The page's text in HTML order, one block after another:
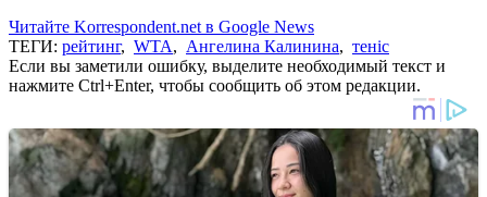
Читайте Korrespondent.net в Google News
ТЕГИ: рейтинг, WTA, Ангелина Калинина, теніс
Если вы заметили ошибку, выделите необходимый текст и
нажмите Ctrl+Enter, чтобы сообщить об этом редакции.